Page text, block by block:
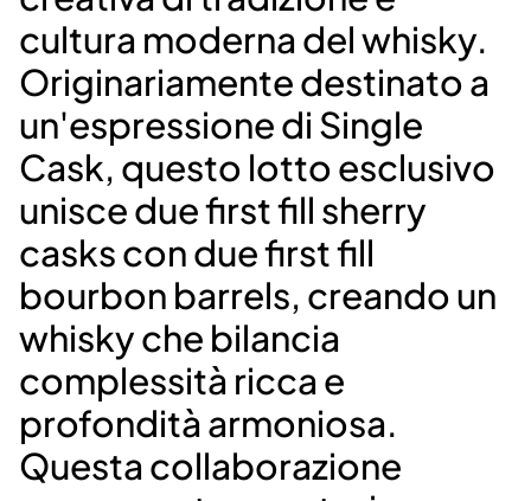
cultura moderna del whisky.
Originariamente destinato a
un'espressione di Single
Cask, questo lotto esclusivo
unisce due first fill sherry
casks con due first fill
bourbon barrels, creando un
whisky che bilancia
complessità ricca e
profondità armoniosa.
Questa collaborazione